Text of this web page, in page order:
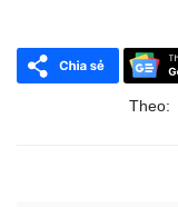
Theo: